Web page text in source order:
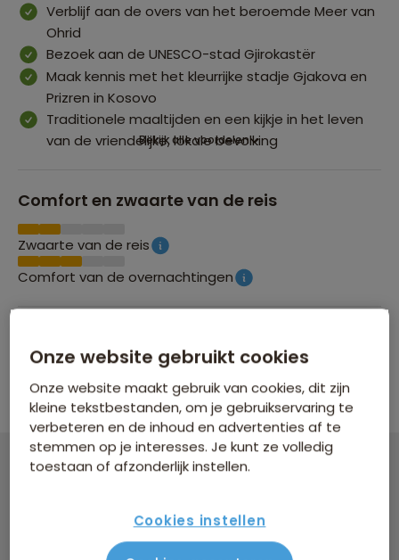
Verblijf aan de overs van het beroemde Meer van
Ohrid
Bezoek aan de UNESCO-stad Gjirokastër
Maak kennis met het kleurrijke stadje Gjakova en
Prizren in Kosovo
Traditionele maaltijden en een kijkje in het leven
van de vriendelijke, lokale bevolking
Bekijk alle voordelen
Comfort en zwaarte van de reis
Zwaarte van de reis
Comfort van de overnachtingen
Maximaal 24 personen
16 dagen vanaf 2.399 p.p.
Onze website gebruikt cookies
Onze website maakt gebruik van cookies, dit zijn
kleine tekstbestanden, om je gebruikservaring te
verbeteren en de inhoud en advertenties af te
stemmen op je interesses. Je kunt ze volledig
toestaan of afzonderlijk instellen.
Cookies instellen